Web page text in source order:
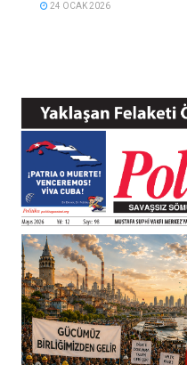
24 OCAK 2026